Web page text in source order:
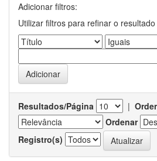
Adicionar filtros:
Utilizar filtros para refinar o
Resultados/Página |
Ordenar
Registro(s)